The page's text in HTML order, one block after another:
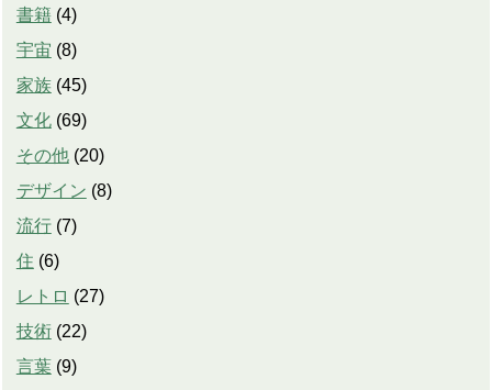
書籍 (4)
宇宙 (8)
家族 (45)
文化 (69)
その他 (20)
デザイン (8)
流行 (7)
住 (6)
レトロ (27)
技術 (22)
言葉 (9)